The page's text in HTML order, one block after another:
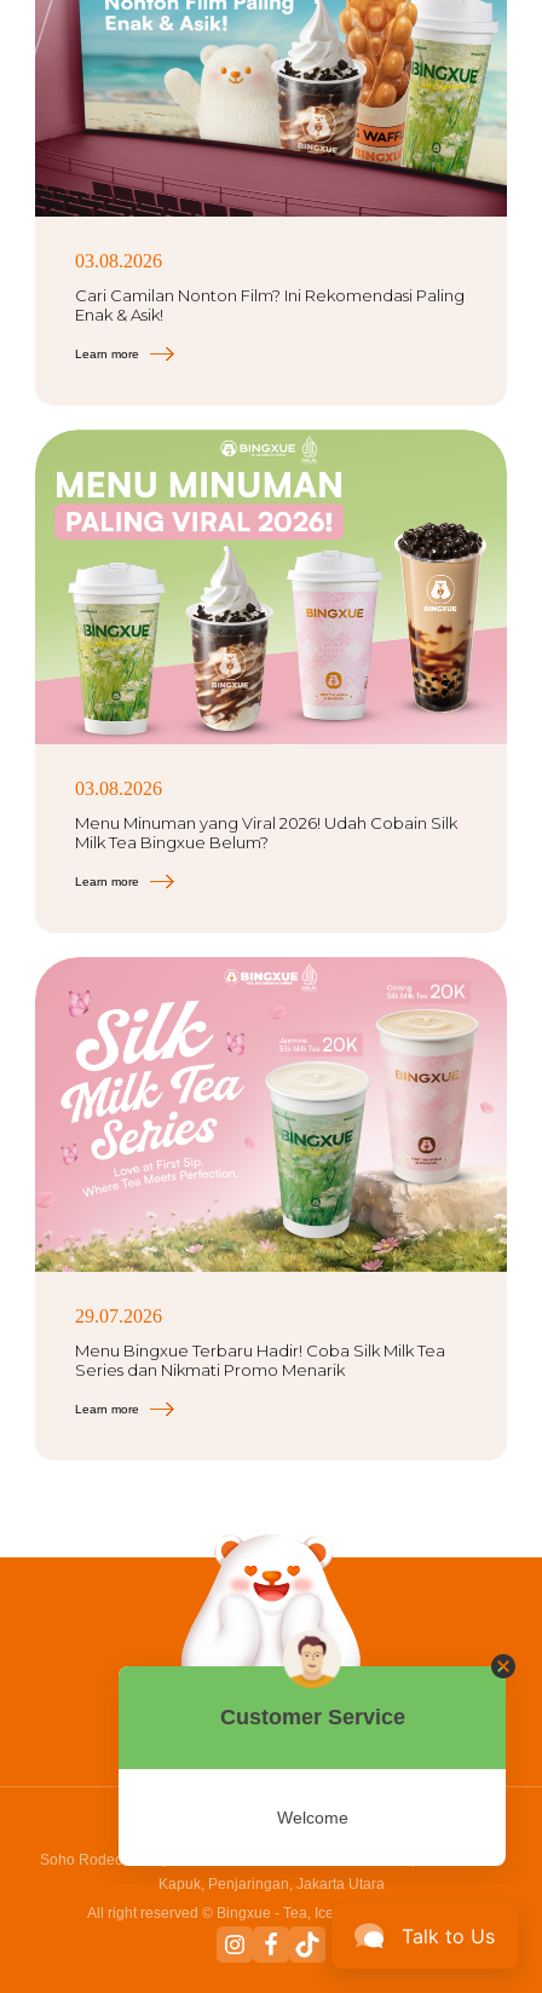
03.08.2026
Cari Camilan Nonton Film? Ini Rekomendasi Paling
Enak & Asik!
Learn more
03.08.2026
Menu Minuman yang Viral 2026! Udah Cobain Silk
Milk Tea Bingxue Belum?
Learn more
29.07.2026
Menu Bingxue Terbaru Hadir! Coba Silk Milk Tea
Series dan Nikmati Promo Menarik
Learn more
0858 2015 9999
PT Bing Kreatif Mandiri
Soho Rodeo Drive, No. 5 - 6 Jl. Laksamana Yos Sudarso, Pantai Indah
Kapuk, Penjaringan, Jakarta Utara
All right reserved © Bingxue - Tea, Ice cream and Coffee
Talk to Us